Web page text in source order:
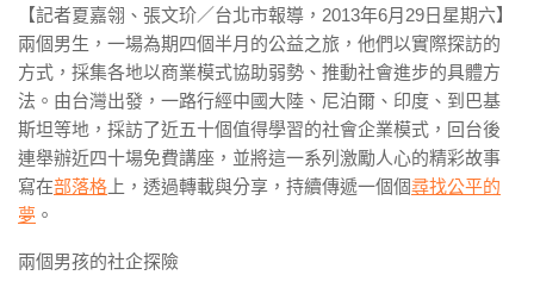
【記者夏嘉翎、張文玠／台北市報導，2013年6月29日星期六】
兩個男生，一場為期四個半月的公益之旅，他們以實際探訪的
方式，採集各地以商業模式協助弱勢、推動社會進步的具體方
法。由台灣出發，一路行經中國大陸、尼泊爾、印度、到巴基
斯坦等地，採訪了近五十個值得學習的社會企業模式，回台後
連舉辦近四十場免費講座，並將這一系列激勵人心的精彩故事
寫在部落格 上，透過轉載與分享，持續傳遞一個個尋找公平的
夢 。
兩個男孩的社企探險